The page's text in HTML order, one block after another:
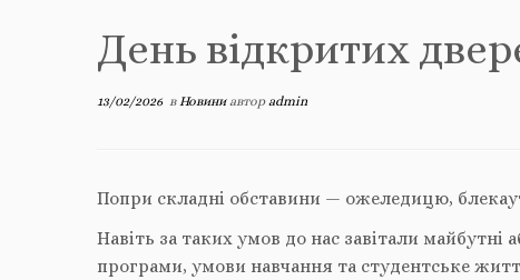
День відкритих
13/02/2026вНовиниавторadmin
Попри складні обставини — ожеледицю,
Навіть за таких умов до нас завітали
програми, умови навчання та студентське